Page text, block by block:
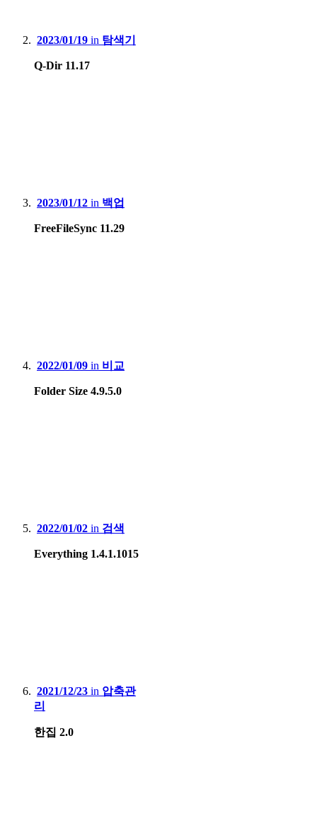
2023/01/19 in 탐색기
Q-Dir 11.17
2023/01/12 in 백업
FreeFileSync 11.29
2022/01/09 in 비교
Folder Size 4.9.5.0
2022/01/02 in 검색
Everything 1.4.1.1015
2021/12/23 in 압축관
리
한집 2.0